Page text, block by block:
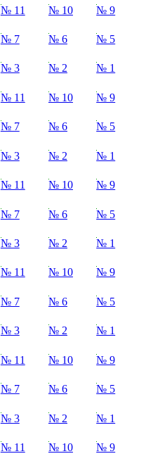
№ 11 № 10 № 9
№ 7 № 6 № 5
№ 3 № 2 № 1
№ 11 № 10 № 9
№ 7 № 6 № 5
№ 3 № 2 № 1
№ 11 № 10 № 9
№ 7 № 6 № 5
№ 3 № 2 № 1
№ 11 № 10 № 9
№ 7 № 6 № 5
№ 3 № 2 № 1
№ 11 № 10 № 9
№ 7 № 6 № 5
№ 3 № 2 № 1
№ 11 № 10 № 9